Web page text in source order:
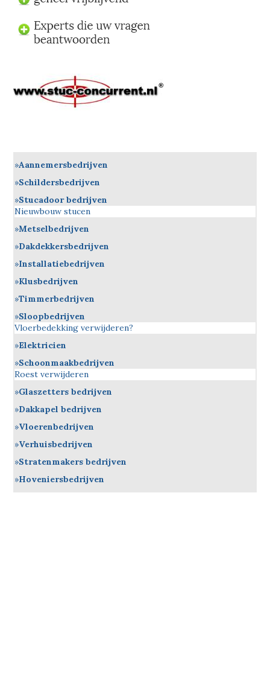
Aannemersbedrijven
Schildersbedrijven
Stucadoor bedrijven
Nieuwbouw stucen
Metselbedrijven
Dakdekkersbedrijven
Installatiebedrijven
Klusbedrijven
Timmerbedrijven
Sloopbedrijven
Vloerbedekking verwijderen?
Elektricien
Schoonmaakbedrijven
Roest verwijderen
Glaszetters bedrijven
Dakkapel bedrijven
Vloerenbedrijven
Verhuisbedrijven
Stratenmakers bedrijven
Hoveniersbedrijven